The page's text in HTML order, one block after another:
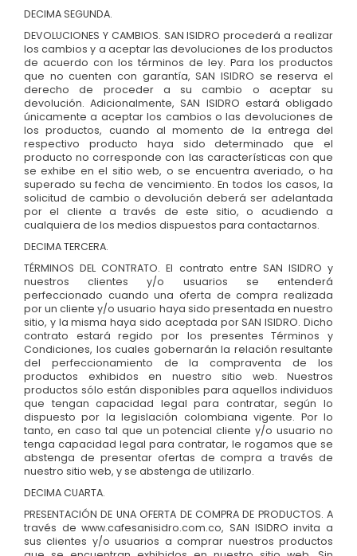
DECIMA SEGUNDA.
DEVOLUCIONES Y CAMBIOS. SAN ISIDRO procederá a realizar
los cambios y a aceptar las devoluciones de los productos
de acuerdo con los términos de ley. Para los productos
que no cuenten con garantía, SAN ISIDRO se reserva el
derecho de proceder a su cambio o aceptar su
devolución. Adicionalmente, SAN ISIDRO estará obligado
únicamente a aceptar los cambios o las devoluciones de
los productos, cuando al momento de la entrega del
respectivo producto haya sido determinado que el
producto no corresponde con las características con que
se exhibe en el sitio web, o se encuentra averiado, o ha
superado su fecha de vencimiento. En todos los casos, la
solicitud de cambio o devolución deberá ser adelantada
por el cliente a través de este sitio, o acudiendo a
cualquiera de los medios dispuestos para contactarnos.
DECIMA TERCERA.
TÉRMINOS DEL CONTRATO. El contrato entre SAN ISIDRO y
nuestros clientes y/o usuarios se entenderá
perfeccionado cuando una oferta de compra realizada
por un cliente y/o usuario haya sido presentada en nuestro
sitio, y la misma haya sido aceptada por SAN ISIDRO. Dicho
contrato estará regido por los presentes Términos y
Condiciones, los cuales gobernarán la relación resultante
del perfeccionamiento de la compraventa de los
productos exhibidos en nuestro sitio web. Nuestros
productos sólo están disponibles para aquellos individuos
que tengan capacidad legal para contratar, según lo
dispuesto por la legislación colombiana vigente. Por lo
tanto, en caso tal que un potencial cliente y/o usuario no
tenga capacidad legal para contratar, le rogamos que se
abstenga de presentar ofertas de compra a través de
nuestro sitio web, y se abstenga de utilizarlo.
DECIMA CUARTA.
PRESENTACIÓN DE UNA OFERTA DE COMPRA DE PRODUCTOS. A
través de www.cafesanisidro.com.co, SAN ISIDRO invita a
sus clientes y/o usuarios a comprar nuestros productos